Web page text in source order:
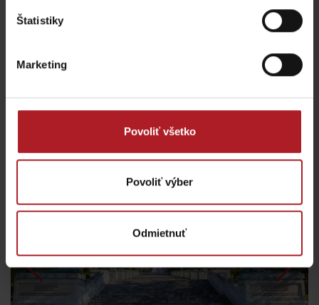
Štatistiky
Marketing
Povoliť všetko
Povoliť výber
Odmietnuť
prírodu, spoznávajte zaujímavosti, užite si pohyb, zábavu aj
oddych. Vyberte si z viac ako 30 aktivít pre rodiny s deťmi.
Zoznam aktivít